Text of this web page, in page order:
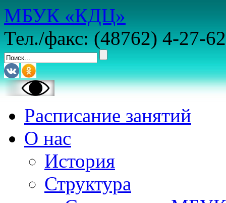
МБУК «КДЦ»
Тел./факс: (48762) 4-27-62
Расписание занятий
О нас
История
Структура